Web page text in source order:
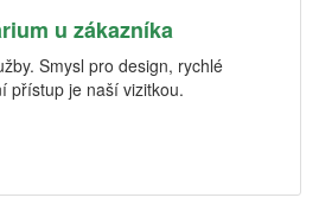
u zákazníka
Smysl pro design, rychlé
přístup je naší vizitkou.